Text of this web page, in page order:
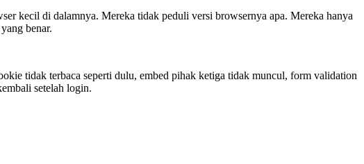
kecil di dalamnya. Mereka tidak peduli versi browsernya apa. Mereka hanya
benar.
tidak terbaca seperti dulu, embed pihak ketiga tidak muncul, form validation
setelah login.